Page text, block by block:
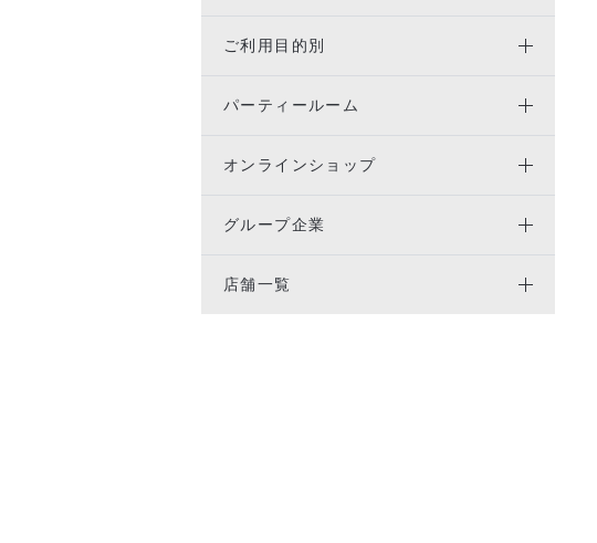
ご利用目的別
パーティールーム
オンラインショップ
グループ企業
店舗一覧